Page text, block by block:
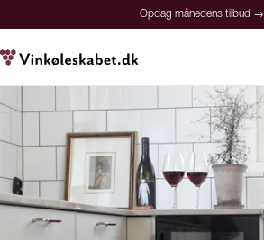
Opdag månedens tilbud →